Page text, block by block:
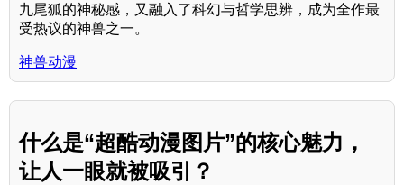
九尾狐的神秘感，又融入了科幻与哲学思辨，成为全作最
受热议的神兽之一。
神兽动漫
什么是“超酷动漫图片”的核心魅力，
让人一眼就被吸引？